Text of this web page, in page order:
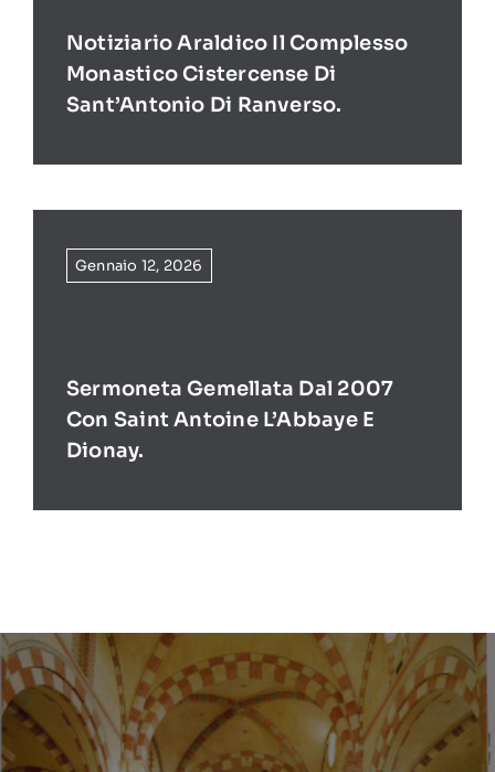
Notiziario Araldico Il Complesso
Monastico Cistercense Di
Sant’Antonio Di Ranverso.
Gennaio 12, 2026
Sermoneta Gemellata Dal 2007
Con Saint Antoine L’Abbaye E
Dionay.